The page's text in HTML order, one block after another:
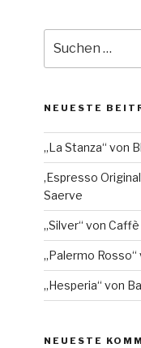
nach:
NEUESTE
„La Stanza“ von
‚Espresso
Saerve
„Silver“ von Caffè
„Palermo
„Hesperia“ von
NEUESTE